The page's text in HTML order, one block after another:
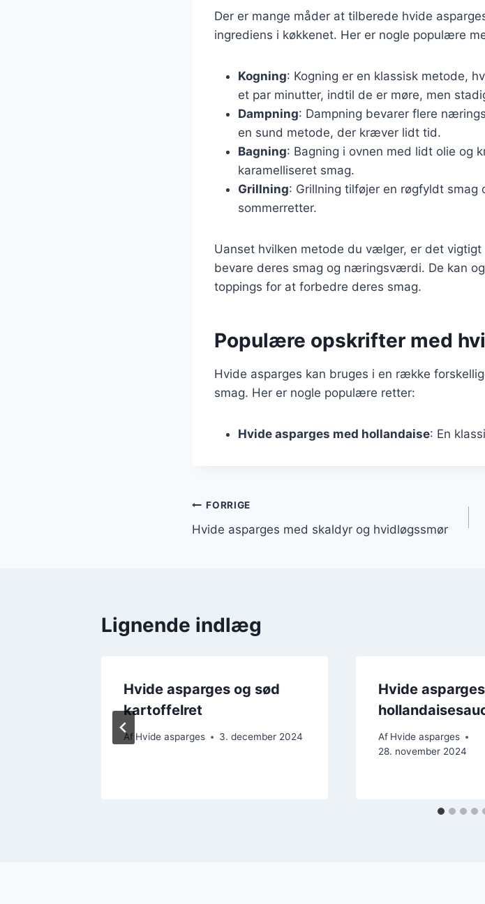
Der er mange måder at tilberede hvide
ingrediens i køkkenet. Her er nogle populære
Kogning: Kogning er en klassisk metode,
et par minutter, indtil de er møre, men
Dampning: Dampning bevarer flere
en sund metode, der kræver lidt tid.
Bagning: Bagning i ovnen med lidt olie og
karamelliseret smag.
Grillning: Grillning tilføjer en røgfyldt
sommerretter.
Uanset hvilken metode du vælger, er det
bevare deres smag og næringsværdi. De kan
toppings for at forbedre deres smag.
Populære opskrifter med
Hvide asparges kan bruges i en række
smag. Her er nogle populære retter:
Hvide asparges med hollandaise: En
Indlægsnavigation
FORRIGE
Hvide asparges med skaldyr og hvidløgssmør
Lignende indlæg
Hvide asparges og sød
kartoffelret
Af Hvide asparges 3. december 2024
Hvide
Af Hvide asparges
28. november 2024